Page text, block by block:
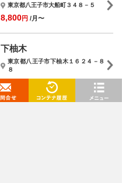
東京都八王子市大船町３４８－５
8,800円 /月〜
下柚木
東京都八王子市下柚木１６２４－８
８
9,350